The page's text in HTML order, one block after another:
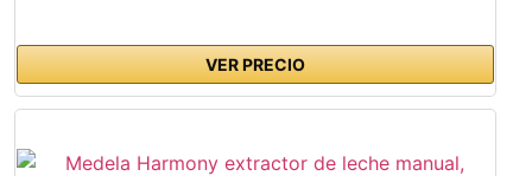
VER PRECIO